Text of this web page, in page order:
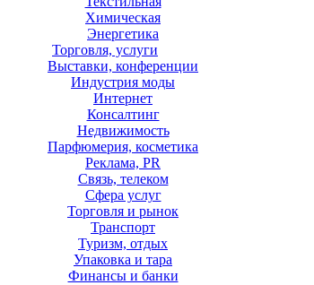
Химическая
Энергетика
Торговля, услуги
Выставки, конференции
Индустрия моды
Интернет
Консалтинг
Недвижимость
Парфюмерия, косметика
Реклама, PR
Связь, телеком
Сфера услуг
Торговля и рынок
Транспорт
Туризм, отдых
Упаковка и тара
Финансы и банки